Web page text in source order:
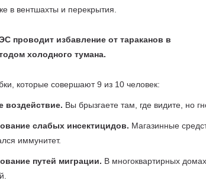
в вентшахты и перекрытия.
которые совершают 9 из 10 человек:
воздействие. Вы брызгаете там, где видите, но
слабых инсектицидов. Магазинные
иммунитет.
путей миграции. В многоквартирных